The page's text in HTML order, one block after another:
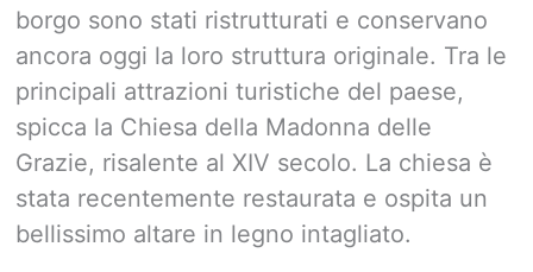
borgo sono stati ristrutturati e conservano
ancora oggi la loro struttura originale. Tra le
principali attrazioni turistiche del paese,
spicca la Chiesa della Madonna delle
Grazie, risalente al XIV secolo. La chiesa è
stata recentemente restaurata e ospita un
bellissimo altare in legno intagliato.